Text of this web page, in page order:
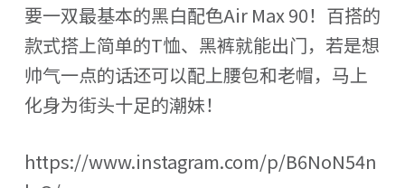
要一双最基本的黑白配色Air Max 90！百搭的
款式搭上简单的T恤、黑裤就能出门，若是想
帅气一点的话还可以配上腰包和老帽，马上
化身为街头十足的潮妹！
https://www.instagram.com/p/B6NoN54n